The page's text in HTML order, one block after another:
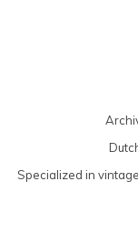
Specialized in